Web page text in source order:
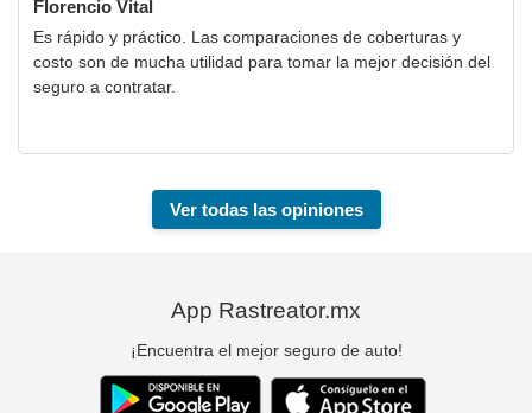
Florencio Vital
Es rápido y práctico. Las comparaciones de coberturas y
costo son de mucha utilidad para tomar la mejor decisión del
seguro a contratar.
Ver todas las opiniones
App Rastreator.mx
¡Encuentra el mejor seguro de auto!